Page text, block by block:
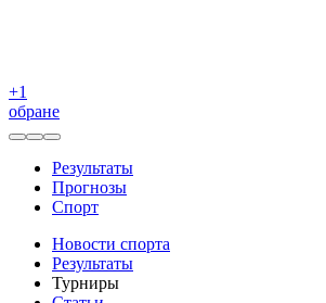
+1
обране
Результаты
Прогнозы
Спорт
Новости спорта
Результаты
Турниры